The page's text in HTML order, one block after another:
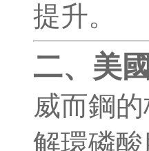
提升。
二、美
威而鋼
解環磷